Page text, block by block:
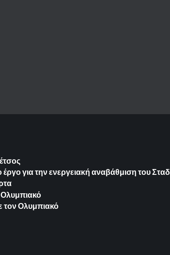
για την ενεργειακή αναβάθμιση του
Ολυμπιακό
τον Ολυμπιακό